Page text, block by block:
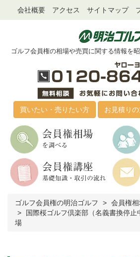
会社概要 アクセス サイトマップ
ゴルフ会員権の相場や売買に関する情報を
買いたい・売りたい方 お見積り
ゴルフ会員権の明治ゴルフ
会員権
国際桜ゴルフ倶楽部（名義書換停止
場